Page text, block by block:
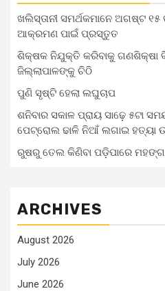
ଖଲିସ୍ତାନୀ ସମର୍ଥକମାନେ ଅଗଷ୍ଟ
ଆକ୍ରମଣ ପାଇଁ ପ୍ରସ୍ତୁତ
ଶିକ୍ଷକ ନିଯୁକ୍ତି କରିବାକୁ ଗଣଶିକ୍ଷା
ଜିଲ୍ଲାପାଳଙ୍କୁ ଚିଠି
ପୁଣି ସୃଷ୍ଟି ହେଲା ଲଘୁଚାପ
ଶନିବାର ସକାଳ ପ୍ରାୟ ସାଢ଼େ ୫ଟା
ପେଟ୍ରୋଲ ଢାଳି ନିଆଁ ଲଗାଇ ହତ୍ୟା
ରୁଷରୁ ତେଲ କିଣିବା ପଡ଼ିପାରେ
ARCHIVES
August 2026
July 2026
June 2026